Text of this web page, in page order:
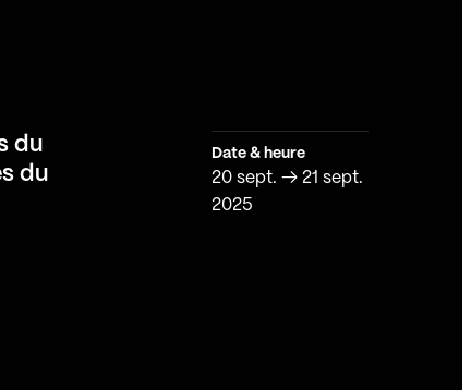
du
du
Date & heure
20 sept. → 21 sept.
2025